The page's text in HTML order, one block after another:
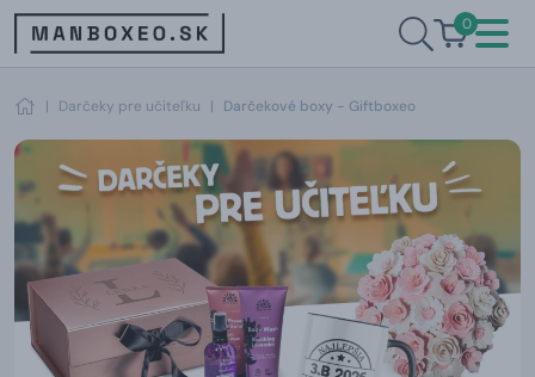
0
| Darčeky pre učiteľku | Darčekové boxy - Giftboxeo